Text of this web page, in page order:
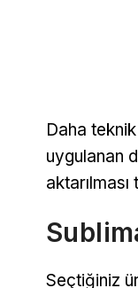
Daha
uygulanan
Seçtiğiniz